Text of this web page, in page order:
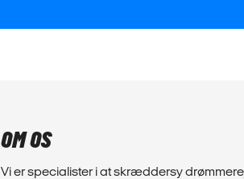
OM OS
Vi er specialister i at skræddersy